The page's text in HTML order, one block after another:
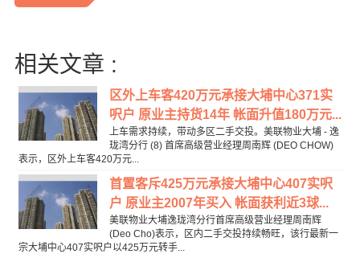
相关文章 :
区外上车客420万元承接大埔中心371实
呎户 原业主持货14年 帐面升值180万元...
上车需求持续，带动多区二手交投。美联物业大埔 - 逸
珑湾分行 (8) 首席高级营业经理周南辉 (DEO CHOW)
表示，区外上车客420万元...
首置客斥425万元承接大埔中心407实呎
户 原业主2007年买入 帐面获利近3球...
美联物业大埔逸珑湾分行首席高级营业经理周南辉
(Deo Cho)表示，区内二手交投持续畅旺，该行最新一
宗大埔中心407实呎户以425万元转手...